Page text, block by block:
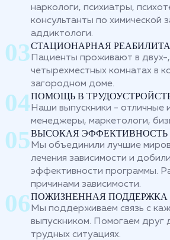
наркологи, психиатры,
консультанты по химической
аддиктологи.
СТАЦИОНАРНАЯ
Пациенты проживают в двух-,
четырехместных комнатах в
загородном доме.
ПОМОЩЬ В
Наши выпускники - отличные
менеджеры, маркетологи,
ВЫСОКАЯ ЭФФЕКТИВНОСТЬ
Мы объединили лучшие
лечения зависимости и
эффективности программы.
причинами зависимости.
ПОЖИЗНЕННАЯ ПОДДЕРЖКА
Мы поддерживаем связь с
выпускником. Помогаем друг
трудных ситуациях.